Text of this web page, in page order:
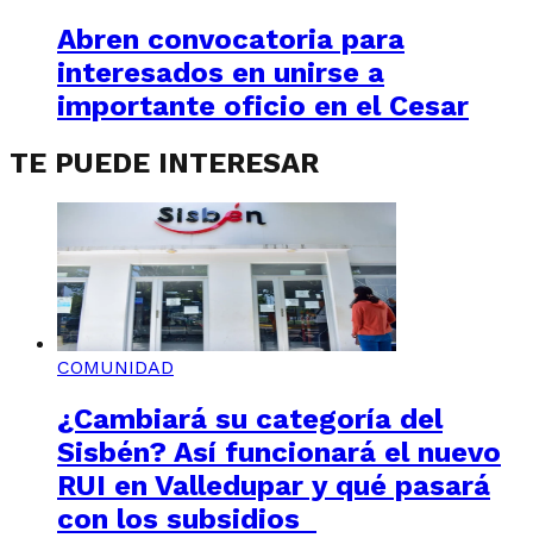
Abren convocatoria para
interesados en unirse a
importante oficio en el Cesar
TE PUEDE INTERESAR
COMUNIDAD
¿Cambiará su categoría del
Sisbén? Así funcionará el nuevo
RUI en Valledupar y qué pasará
con los subsidios